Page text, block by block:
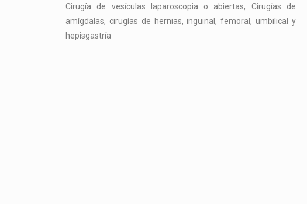
Cirugía de vesículas laparoscopia o abiertas, Cirugías de
amígdalas, cirugías de hernias, inguinal, femoral, umbilical y
hepisgastría